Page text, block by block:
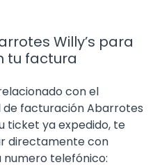
Willy’s para
tu factura
con el
facturación Abarrotes
ticket ya expedido, te
directamente con
numero telefónico: